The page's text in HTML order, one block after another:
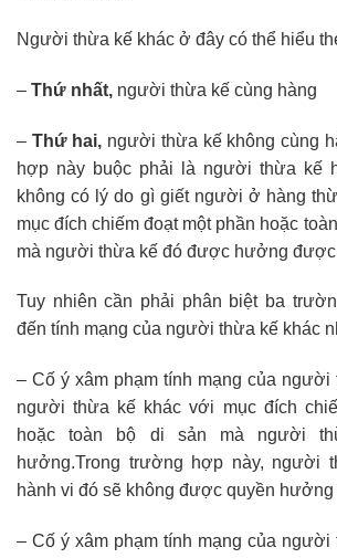
Người thừa kế khác ở đây có thể hiểu
– Thứ nhất, người thừa kế cùng hàng
– Thứ hai, người thừa kế không cùng
hợp này buộc phải là người thừa kế
không có lý do gì giết người ở hàng
mục đích chiếm đoạt một phần hoặc
mà người thừa kế đó được hưởng
Tuy nhiên cần phải phân biệt ba
đến tính mạng của người thừa kế khác
– Cố ý xâm phạm tính mạng của người
người thừa kế khác với mục đích
hoặc toàn bộ di sản mà người
hưởng.Trong trường hợp này, người
hành vi đó sẽ không được quyền
– Cố ý xâm phạm tính mạng của người